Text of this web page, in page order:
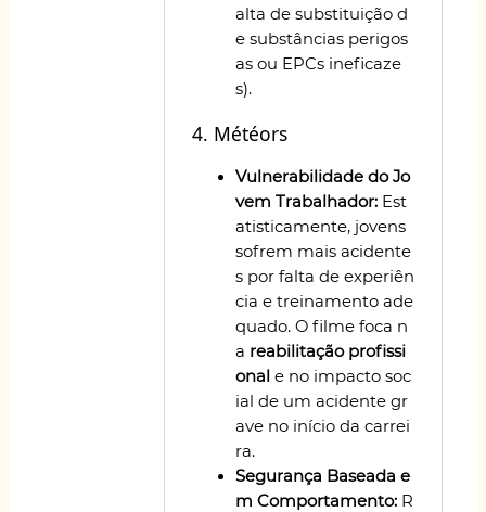
alta de substituição d
e substâncias perigos
as ou EPCs ineficaze
s).
4. Météors
Vulnerabilidade do Jo
vem Trabalhador: Est
atisticamente, jovens
sofrem mais acidente
s por falta de experiên
cia e treinamento ade
quado. O filme foca n
a reabilitação profissi
onal e no impacto soc
ial de um acidente gr
ave no início da carrei
ra.
Segurança Baseada e
m Comportamento: R